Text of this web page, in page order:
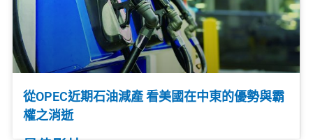
從OPEC近期石油減產 看美國在中東的優勢與霸
權之消逝